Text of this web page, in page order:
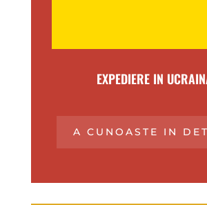
EXPEDIERE IN
A CUNOASTE IN